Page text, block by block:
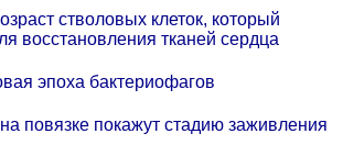
стволовых клеток, который
восстановления тканей сердца
эпоха бактериофагов
повязке покажут стадию заживления